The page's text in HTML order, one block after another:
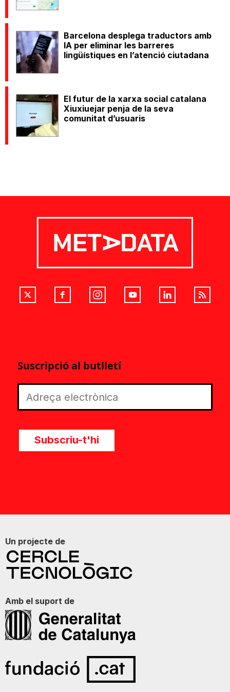
Barcelona desplega traductors amb
IA per eliminar les barreres
lingüístiques en l’atenció ciutadana
El futur de la xarxa social catalana
Xiuxiuejar penja de la seva
comunitat d’usuaris
Suscripció al butlletí
Subscriu-t'hi
Un projecte de
Amb el suport de